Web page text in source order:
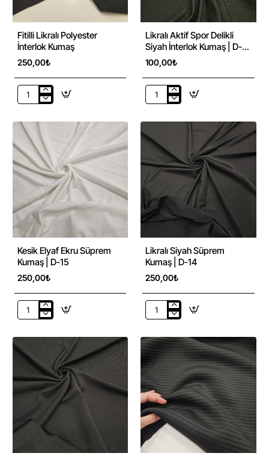
Fitilli Likralı Polyester
İnterlok Kumaş
250,00₺
Fitilli
Polyester
İnterlok
Kumaş
Likralı Aktif Spor Delikli
Siyah İnterlok Kumaş | D-
29
100,00₺
Likralı
Spor
Delikli
Siyah
İnterlok
Kumaş
D-
29
Kesik Elyaf Ekru Süprem
Kumaş | D-15
250,00₺
Kesik
Ekru
Süprem
Kumaş
D-
15
Likralı Siyah Süprem
Kumaş | D-14
250,00₺
Likralı
Süprem
Kumaş
|
D-
14